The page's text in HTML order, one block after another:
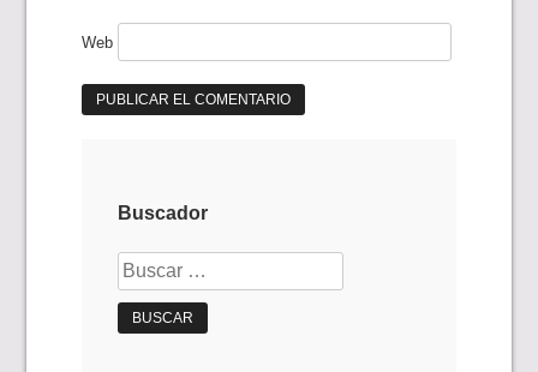
Web
Buscador
Buscar: